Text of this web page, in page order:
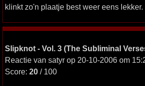
klinkt zo'n plaatje best weer eens lekker.
Slipknot - Vol. 3 (The Subliminal
Reactie van satyr op 20-10-2006 om
Score: 20 / 100